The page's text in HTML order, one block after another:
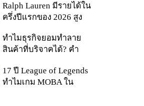
Ralph Lauren มีรายได้ใน
ครึ่งปีแรกของ 2026 สูง
ทำไมธุรกิจยอมทำลาย
สินค้าที่บริจาคได้? คำ
จริยธรรมแต่อยู่ที่ระบบ
ภาษี
17 ปี League of Legends
ทำไมเกม MOBA ใน